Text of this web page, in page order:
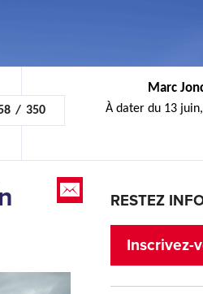
/ 350
Marc
À dater du 13
RESTEZ
Inscrivez-